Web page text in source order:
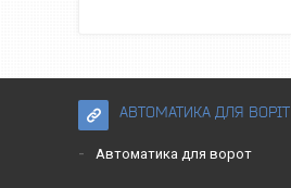
АВТОМАТИКА ДЛЯ ВОРІТ
Автоматика для ворот